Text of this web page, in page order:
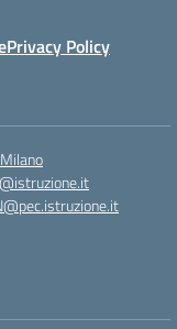
Privacy Policy